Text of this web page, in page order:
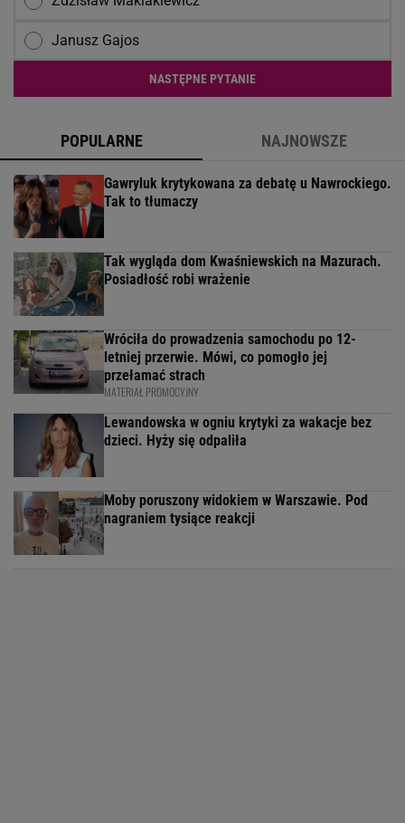
Janusz Gajos
NASTĘPNE PYTANIE
POPULARNE NAJNOWSZE
Gawryluk krytykowana za debatę u Nawrockiego.
Tak to tłumaczy
Tak wygląda dom Kwaśniewskich na Mazurach.
Posiadłość robi wrażenie
Wróciła do prowadzenia samochodu po 12-
letniej przerwie. Mówi, co pomogło jej
przełamać strach
MATERIAŁ PROMOCYJNY
Lewandowska w ogniu krytyki za wakacje bez
dzieci. Hyży się odpaliła
Moby poruszony widokiem w Warszawie. Pod
nagraniem tysiące reakcji